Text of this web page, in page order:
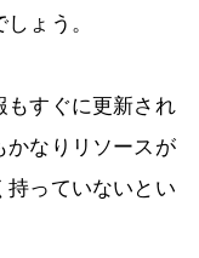
ょう。
もすぐに更新され
かなりリソースが
持っていないとい